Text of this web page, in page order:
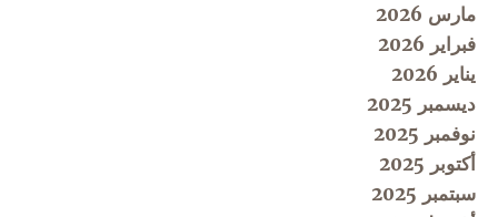
مارس 2026
فبراير 2026
يناير 2026
ديسمبر 2025
نوفمبر 2025
أكتوبر 2025
سبتمبر 2025